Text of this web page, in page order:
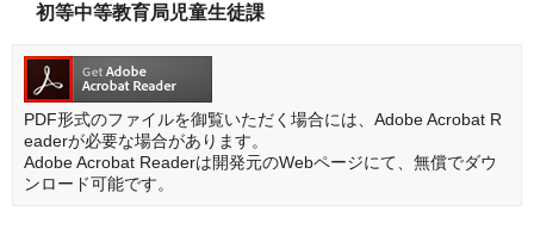
初等中等教育局児童生徒課
PDF形式のファイルを御覧いただく場合には、Adobe Acrobat R
eaderが必要な場合があります。
Adobe Acrobat Readerは開発元のWebページにて、無償でダウ
ンロード可能です。